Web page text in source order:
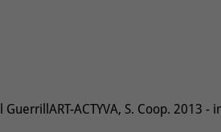
ACTYVA, S. Coop. 2013 -